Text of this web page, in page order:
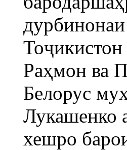
Раҳмон ва
Белорус
Лукашенко
хешро